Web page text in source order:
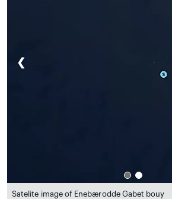
❮
Satelite image of Enebærodde Gabet bouy